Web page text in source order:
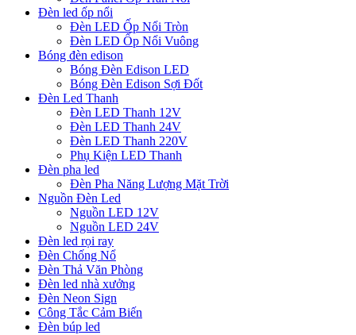
Đèn led ốp nổi
Đèn LED Ốp Nổi Tròn
Đèn LED Ốp Nổi Vuông
Bóng đèn edison
Bóng Đèn Edison LED
Bóng Đèn Edison Sợi Đốt
Đèn Led Thanh
Đèn LED Thanh 12V
Đèn LED Thanh 24V
Đèn LED Thanh 220V
Phụ Kiện LED Thanh
Đèn pha led
Đèn Pha Năng Lượng Mặt Trời
Nguồn Đèn Led
Nguồn LED 12V
Nguồn LED 24V
Đèn led rọi ray
Đèn Chống Nổ
Đèn Thả Văn Phòng
Đèn led nhà xưởng
Đèn Neon Sign
Công Tắc Cảm Biến
Đèn búp led